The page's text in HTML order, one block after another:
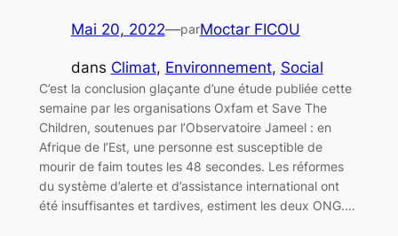
Mai 20, 2022—parMoctar FICOU
dans Climat, Environnement, Social
C’est la conclusion glaçante d’une étude publiée cette
semaine par les organisations Oxfam et Save The
Children, soutenues par l’Observatoire Jameel : en
Afrique de l’Est, une personne est susceptible de
mourir de faim toutes les 48 secondes. Les réformes
du système d’alerte et d’assistance international ont
été insuffisantes et tardives, estiment les deux ONG.…